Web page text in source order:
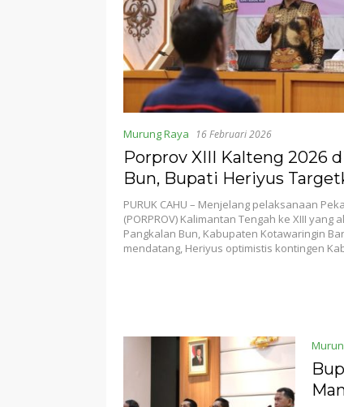
Murung Raya 16 Februari 2026
Porprov XIII Kalteng 2026
Bun, Bupati Heriyus
Realistis untuk Murung
PURUK CAHU – Menjelang pelaksanaan
(PORPROV) Kalimantan Tengah ke XIII yang
Pangkalan Bun, Kabupaten Kotawaringin
mendatang, Heriyus optimistis kontingen